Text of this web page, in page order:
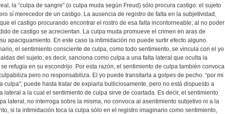
la “culpa de sangre” (o culpa muda según Freud) sólo procura castigo: el sujeto
sí merecedor de un castigo. La ausencia de registro de falta en la subjetividad,
el castigo procurando encontrar el rostro de esa falta incontorneable; al no poder
de castigo se acrecientan. La culpa muda promueve el crimen en aras de
apaciguamiento. En este caso la intimidación no puede surtir efecto alguno.
el sentimiento consciente de culpa, como todo sentimiento, se vincula con el yo
del sujeto; es decir, sanciona como culpa a una falta lateral que oculta la
refugia en su escondrijo. Por esta razón, el sentimiento de culpa también convoca
pero no responsabiliza. El yo puede transitarla a golpes de pecho: “por mi
culpa”; puede hasta tratar de expiarla bulliciosamente, pero no está dispuesto a
lateral a la cual el sentimiento de culpa sirve de coartada. Es decir, el sentimiento
lateral, no interroga sobre la misma, no convoca al asentimiento subjetivo ni a la
si la intimidación toca la culpa sólo en el registro imaginario como sentimiento,